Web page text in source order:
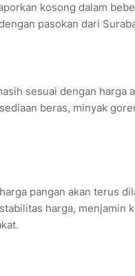
kosong dalam
pasokan dari
sesuai dengan harga
beras, minyak
pangan akan terus
harga, menjamin